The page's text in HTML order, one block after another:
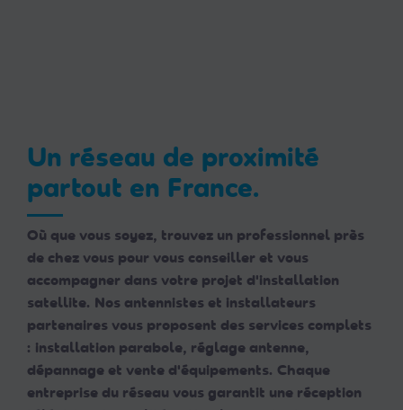
Un réseau de proximité
partout en France.
Où que vous soyez, trouvez un professionnel près
de chez vous pour vous conseiller et vous
accompagner dans votre projet d'installation
satellite. Nos antennistes et installateurs
partenaires vous proposent des services complets
: installation parabole, réglage antenne,
dépannage et vente d'équipements. Chaque
entreprise du réseau vous garantit une réception